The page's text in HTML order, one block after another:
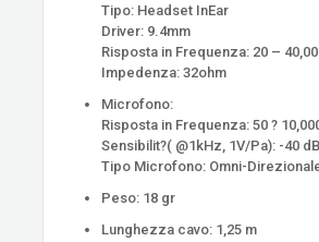
Tipo: Headset InEar
Driver: 9.4mm
Risposta in Frequenza: 20 –
Impedenza: 32ohm
Microfono:
Risposta in Frequenza: 50 ?
Sensibilit?( @1kHz, 1V/Pa): -40
Tipo Microfono: Omni-
Peso: 18 gr
Lunghezza cavo: 1,25 m